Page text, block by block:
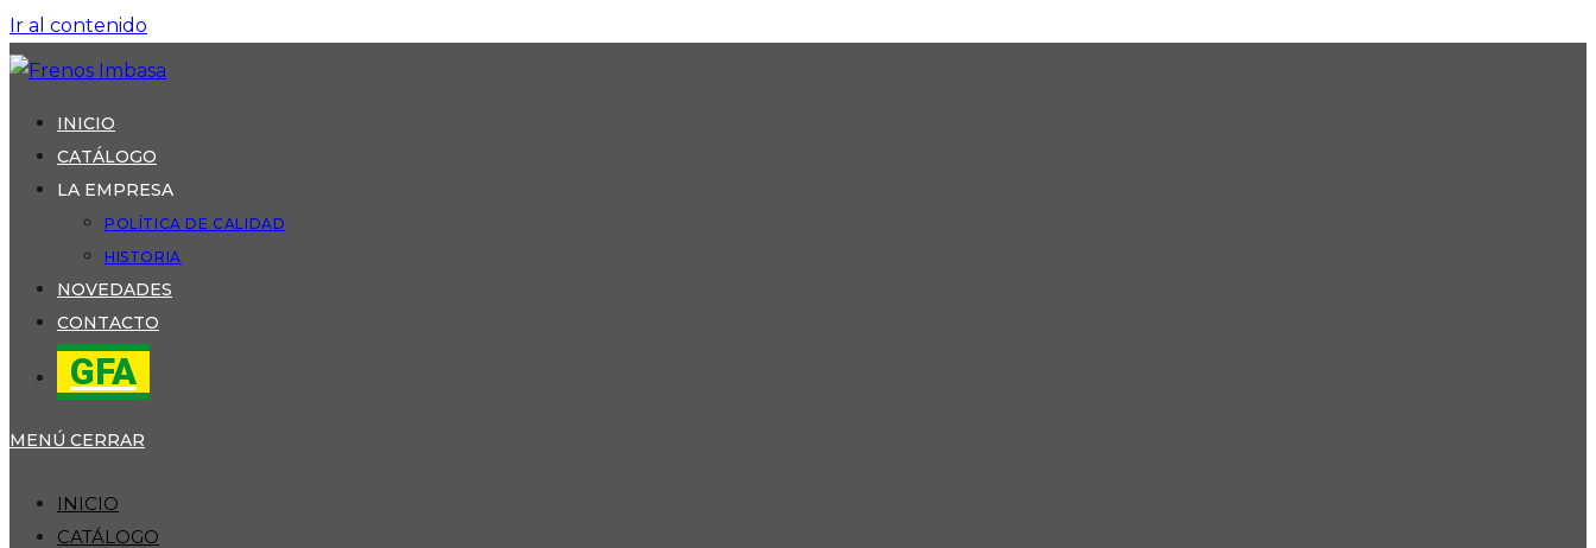
Ir al contenido
INICIO
CATÁLOGO
LA EMPRESA
POLÍTICA DE CALIDAD
HISTORIA
NOVEDADES
CONTACTO
GFA
MENÚ CERRAR
INICIO
CATÁLOGO